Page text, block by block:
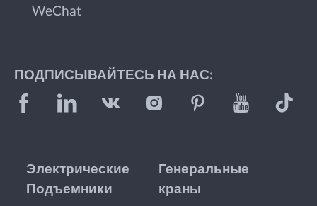
WeChat
ПОДПИСЫВАЙТЕСЬ НА НАС:
Электрические
Подъемники
Генеральные
краны